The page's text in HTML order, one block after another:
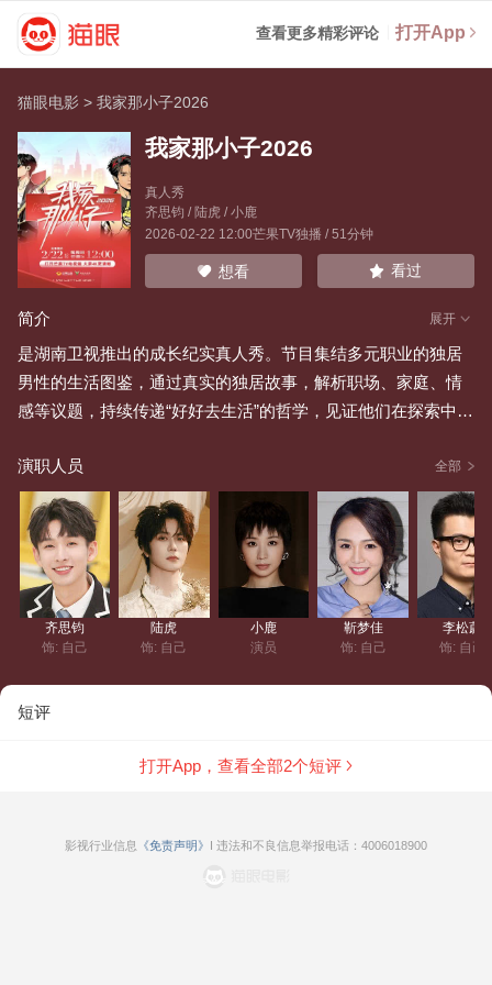
查看更多精彩评论 打开App
猫眼电影 >我家那小子2026
我家那小子2026
真人秀
齐思钧 / 陆虎/小鹿
2026-02-22 12:00芒果TV独播 / 51分钟
想看 看过
简介 展开
是湖南卫视推出的成长纪实真人秀。节目集结多元职业的独居
男性的生活图鉴，通过真实的独居故事，解析职场、家庭、情
感等议题，持续传递“好好去生活”的哲学，见证他们在探索中绽
会”片单
演职人员 全部
齐思钧
饰: 自己
陆虎
饰: 自己
小鹿
演员
靳梦佳
饰: 自己
李松蔚
饰: 自己
短评
打开App，查看全部2个短评
影视行业信息 《免责声明》 I 违法和不良信息举报电话：4006018900